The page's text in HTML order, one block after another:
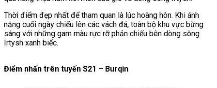
Thời điểm đẹp nhất để tham quan là lúc hoàng hôn. Khi ánh
nắng cuối ngày chiếu lên các vách đá, toàn bộ khu vực bừng
sáng với những gam màu rực rỡ phản chiếu bên dòng sông
Irtysh xanh biếc.
Điểm nhấn trên tuyến S21 – Burqin